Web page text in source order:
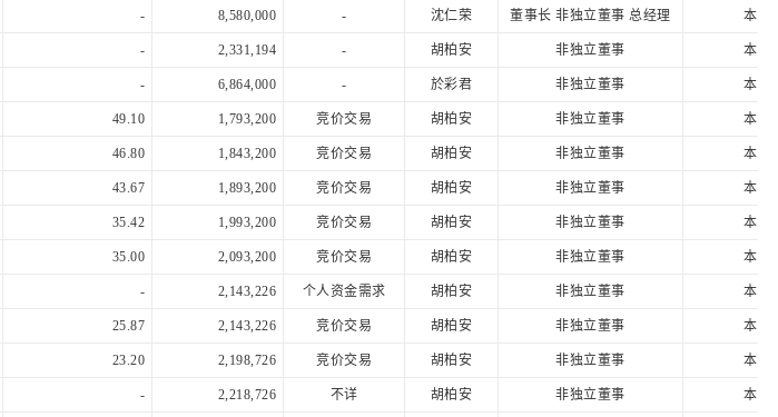
- 8,580,000 - 沈仁荣 董事长 非独立董事 总经理 本人
- 2,331,194 - 胡柏安 非独立董事 本人
- 6,864,000 - 於彩君 非独立董事 本人
49.10 1,793,200 竞价交易 胡柏安 非独立董事 本人
46.80 1,843,200 竞价交易 胡柏安 非独立董事 本人
43.67 1,893,200 竞价交易 胡柏安 非独立董事 本人
35.42 1,993,200 竞价交易 胡柏安 非独立董事 本人
35.00 2,093,200 竞价交易 胡柏安 非独立董事 本人
- 2,143,226 个人资金需求 胡柏安 非独立董事 本人
25.87 2,143,226 竞价交易 胡柏安 非独立董事 本人
23.20 2,198,726 竞价交易 胡柏安 非独立董事 本人
- 2,218,726 不详 胡柏安 非独立董事 本人